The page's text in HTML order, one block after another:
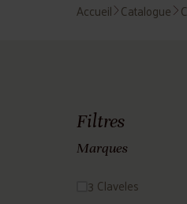
Accueil Catalogue
Filtres
Marques
3 Claveles